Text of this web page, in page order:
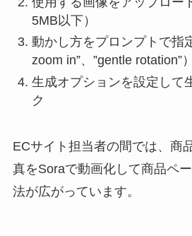
5MB以下）
動かし方をプロンプトで指
zoom in”、”gentle rotation”）
生成オプションを設定して
ク
ECサイト担当者の間では、商
真をSoraで動画化して商品ペ
法が広がっています。